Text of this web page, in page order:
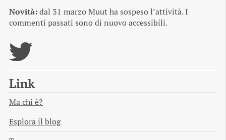
Novità:dal 31 marzo Muut ha sospeso l’attività. I
commenti passati sono di nuovo accessibili.
Link
Ma chi è?
Esplora il blog